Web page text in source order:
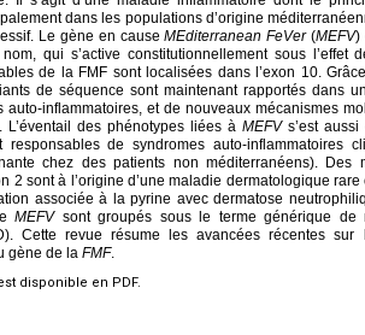
dans les populations d’origine
Le gène en causeMEditerranean FeVer(MEFV)
qui s’active constitutionnellement sous l’effet
de la FMF sont localisées dans l’exon 10.
de séquence sont maintenant rapportés dans
auto-inflammatoires, et de nouveaux mécanismes
des phénotypes liées à MEFVs’est aussi
de syndromes auto-inflammatoires
chez des patients non méditerranéens). Des
2 sont à l’origine d’une maladie dermatologique
associée à la pyrine avec dermatose
MEFVsont groupés sous le terme générique de
Cette revue résume les avancées récentes sur
gène de la FMF.
disponible en PDF.